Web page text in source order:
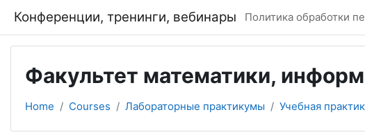
Конференции, тренинги, вебинары Политика обработки
Факультет математики,
Home Courses Лабораторные практикумы Учебная